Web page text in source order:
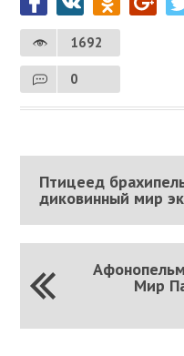
1692
0
Птицеед
диковинный мир
Мир